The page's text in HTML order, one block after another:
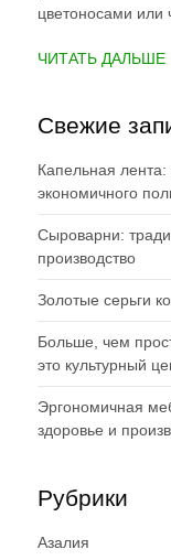
цветоносами или
ЧИТАТЬ ДАЛЬШЕ
Свежие
Капельная
экономичного
Сыроварни:
производство
Золотые серьги
Больше, чем
это культурный
Эргономичная
здоровье и
Рубрики
Азалия